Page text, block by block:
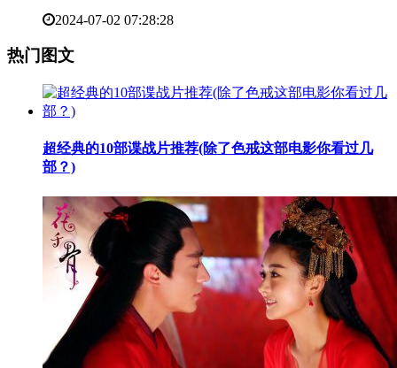
2024-07-02 07:28:28
热门图文
​超经典的10部谍战片推荐(除了色戒这部电影你看过几
部？)